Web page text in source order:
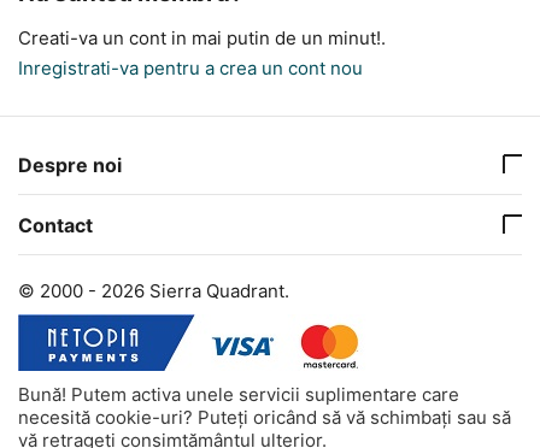
Creati-va un cont in mai putin de un minut!.
Inregistrati-va pentru a crea un cont nou
Despre noi
Contact
© 2000 - 2026 Sierra Quadrant.
Bună! Putem activa unele servicii suplimentare care
necesită cookie-uri? Puteți oricând să vă schimbați sau să
vă retrageți consimțământul ulterior.